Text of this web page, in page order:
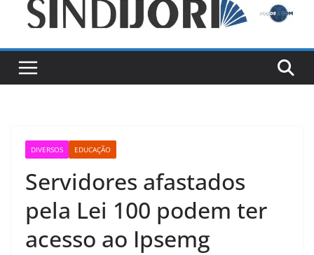
DIVERSOS EDUCAÇÃO
Servidores afastados
pela Lei 100 podem ter
acesso ao Ipsemg